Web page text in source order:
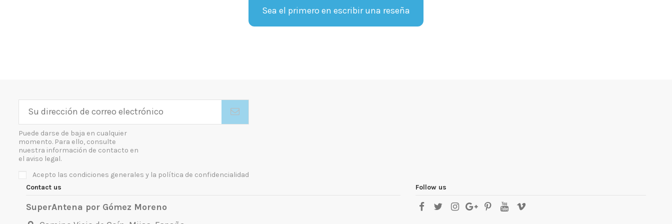
Sea el primero en escribir una reseña
Puede darse de baja en cualquier
momento. Para ello, consulte
nuestra información de contacto en
el aviso legal.
Acepto las condiciones generales y la política de confidencialidad
Contact us
SuperAntena por Gómez Moreno
Follow us